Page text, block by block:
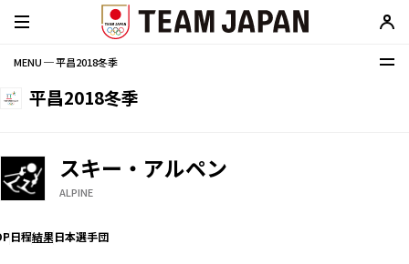
MENU ─ 平昌2018冬季
平昌2018冬季
スキー・アルペン
ALPINE
日程結果日本選手団